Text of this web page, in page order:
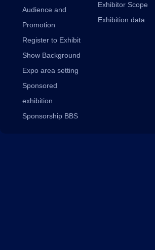
Audience and
Promotion
Register to Exhibit
Show Background
Expo area setting
Sponsored
exhibition
Sponsorship BBS
Exhibitor Scope
Exhibition data